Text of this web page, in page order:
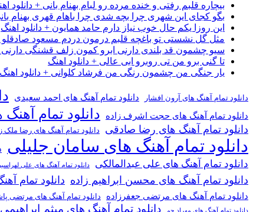
بیچاره قلبم رفتی و خنده مرده رو لبام بهنام بانی + دانلود
بگو کجای این شهری چرا بچه شدی چرا باهام قهری بهنام
این روزا یکم حال خوب نیاز دارم حامد همایون + دانلود اهنگ
مثل گل نشستی تو باغچه قلبم درمون دردم مسعود صادقلو +
سیو چشمون قد بلندی دارنی ابرو کمون زلف قشنگی دارنی
تا گنی برو من تی روبرو ابی عالی + دانلود اهنگ
یار جنگی من چشمون رنگی من فرشاد کلوانی + دانلود اهنگ
دانلود تمام آهنگ های آرون افشار دانلود تمام آهنگ های احمد سعیدی
دانلود تمام آهنگ های حجت اشرف زاده دانلود تمام
دانلود تمام آهنگ های رضا صادقی
دانلود تمام آهنگ های رضا ملک
دانلود تمام آهنگ های سامان جلیلی
دانلود تمام آهنگ های علی عبدالمالکی دانلود تمام آهنگ های علی
دانلود تمام آهنگ های محسن ابراهیم زاده دانلود تمام
دانلود تمام آهنگ های مرتضی جعفرزاده دانلود تمام آهنگ های مرتضی
دانلود تمام آهنگ های مهراد جم دانلود تمام آهنگ های میثم ابراهیمی